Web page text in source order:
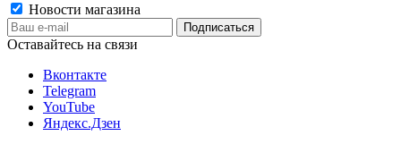
Новости магазина
Оставайтесь на связи
Вконтакте
Telegram
YouTube
Яндекс.Дзен